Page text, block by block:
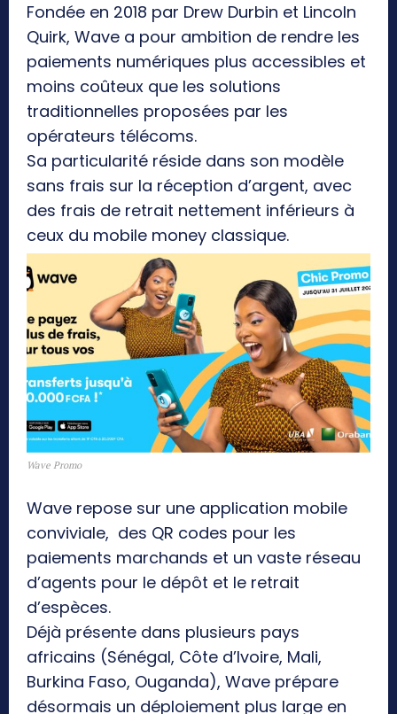
Fondée en 2018 par Drew Durbin et Lincoln
Quirk, Wave a pour ambition de rendre les
paiements numériques plus accessibles et
moins coûteux que les solutions
traditionnelles proposées par les
opérateurs télécoms.
Sa particularité réside dans son modèle
sans frais sur la réception d’argent, avec
des frais de retrait nettement inférieurs à
ceux du mobile money classique.
Wave Promo
Wave repose sur une application mobile
conviviale, des QR codes pour les
paiements marchands et un vaste réseau
d’agents pour le dépôt et le retrait
d’espèces.
Déjà présente dans plusieurs pays
africains (Sénégal, Côte d’Ivoire, Mali,
Burkina Faso, Ouganda), Wave prépare
désormais un déploiement plus large en